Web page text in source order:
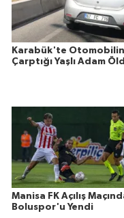
Karabük'te Otomobilin
Çarptığı Yaşlı Adam
Manisa FK Açılış
Boluspor'u Yendi